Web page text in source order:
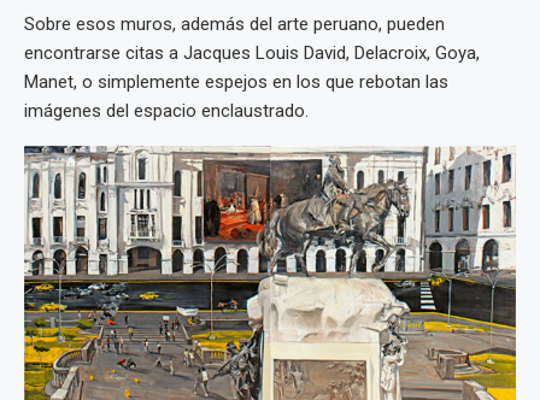
Sobre esos muros, además del arte peruano, pueden
encontrarse citas a Jacques Louis David, Delacroix, Goya,
Manet, o simplemente espejos en los que rebotan las
imágenes del espacio enclaustrado.